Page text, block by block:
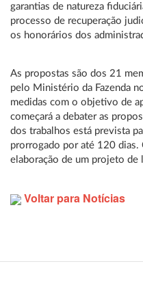
garantias de natureza
processo de recuperação
os honorários dos
As propostas são dos 21
pelo Ministério da Fazenda
medidas com o objetivo de
começará a debater as
dos trabalhos está prevista
prorrogado por até 120 dias.
elaboração de um projeto de
Voltar para Notícias